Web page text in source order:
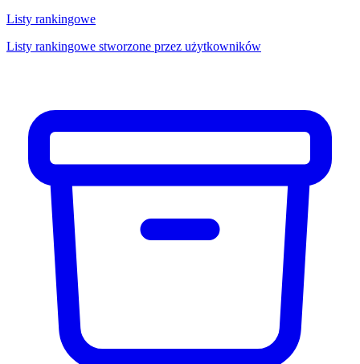
Listy rankingowe
Listy rankingowe stworzone przez użytkowników